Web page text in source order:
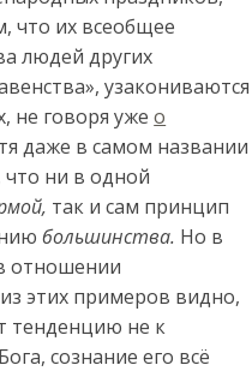
что их всеобщее
людей других
узакониваются
не говоря ужео
даже в самом названии
что ни в одной
так и сам принцип
большинства. Но в
отношении
этих примеров видно,
тенденцию не к
сознание его всё